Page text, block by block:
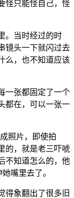
怪只能怪自己，怪
。当时经过的时
镜头一下就闪过去
么，也不知道应该
一张都固定了一个
都在，可以一张一
照片，即使拍
的，就是老三吓唬
不知道怎么的，他
嘴里去了。
得象翻出了很多旧